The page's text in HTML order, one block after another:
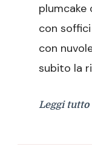
plumcake
con
con
subito la
Leggi tutto